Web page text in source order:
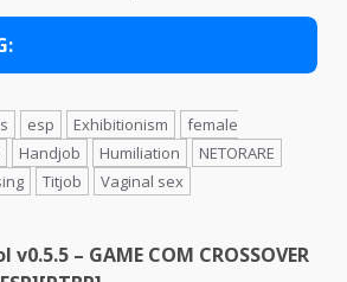
esp Exhibitionism
female
Handjob Humiliation
NETORARE
Titjob Vaginal sex
– GAME COM CROSSOVER